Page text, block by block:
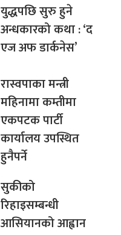
युद्धपछि सुरु हुने
अन्धकारको कथा : ‘द
एज अफ डार्कनेस’
रास्वपाका मन्त्री
महिनामा कम्तीमा
एकपटक पार्टी
कार्यालय उपस्थित
हुनैपर्ने
सुकीको
रिहाइसम्बन्धी
आसियानको आह्वान